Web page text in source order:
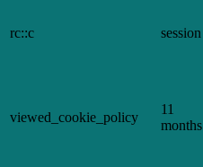
rc::c session
viewed_cookie_policy
11
months